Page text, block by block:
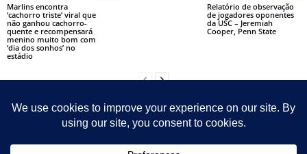
Marlins encontra
‘cachorro triste’ viral que
não ganhou cachorro-
quente e recompensará
menino muito bom com
‘dia dos sonhos’ no
estádio
Relatório de observação
de jogadores oponentes
da USC – Jeremiah
Cooper, Penn State